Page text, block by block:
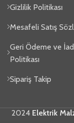
Gizlilik Politikası
Mesafeli Satış
Geri Ödeme ve
Politikası
Sipariş Takip
2024 Elektrik